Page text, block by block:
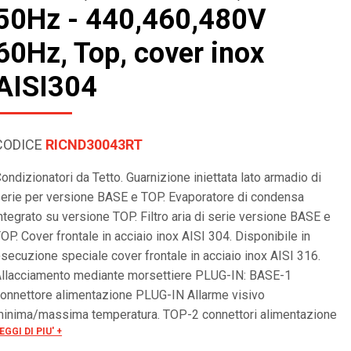
- 440,460,480V
Top, cover inox
RICND30043RT
da Tetto. Guarnizione iniettata lato armadio di
per versione BASE e TOP. Evaporatore di condensa
su versione TOP. Filtro aria di serie versione BASE e
Cover frontale in acciaio inox AISI 304. Disponibile in
speciale cover frontale in acciaio inox AISI 316.
mediante morsettiere PLUG-IN: BASE-1
alimentazione PLUG-IN Allarme visivo
massima temperatura. TOP-2 connettori alimentazione
IN. Gestione allarme a morsettiera. ON/OFF remoto.
DI PIU' +